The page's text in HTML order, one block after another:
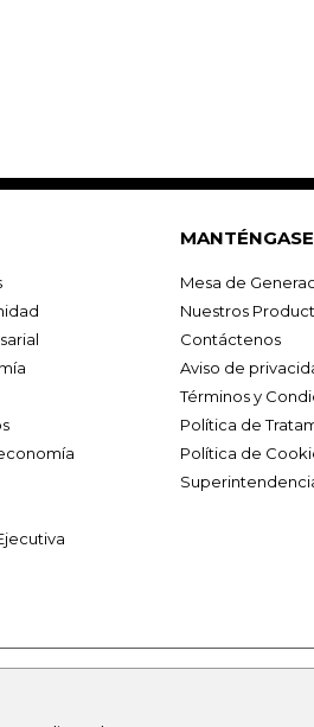
Mesa de
Nuestros
Contáctenos
Aviso de
Términos y
Política de
Política de
bolsaencolombia.com